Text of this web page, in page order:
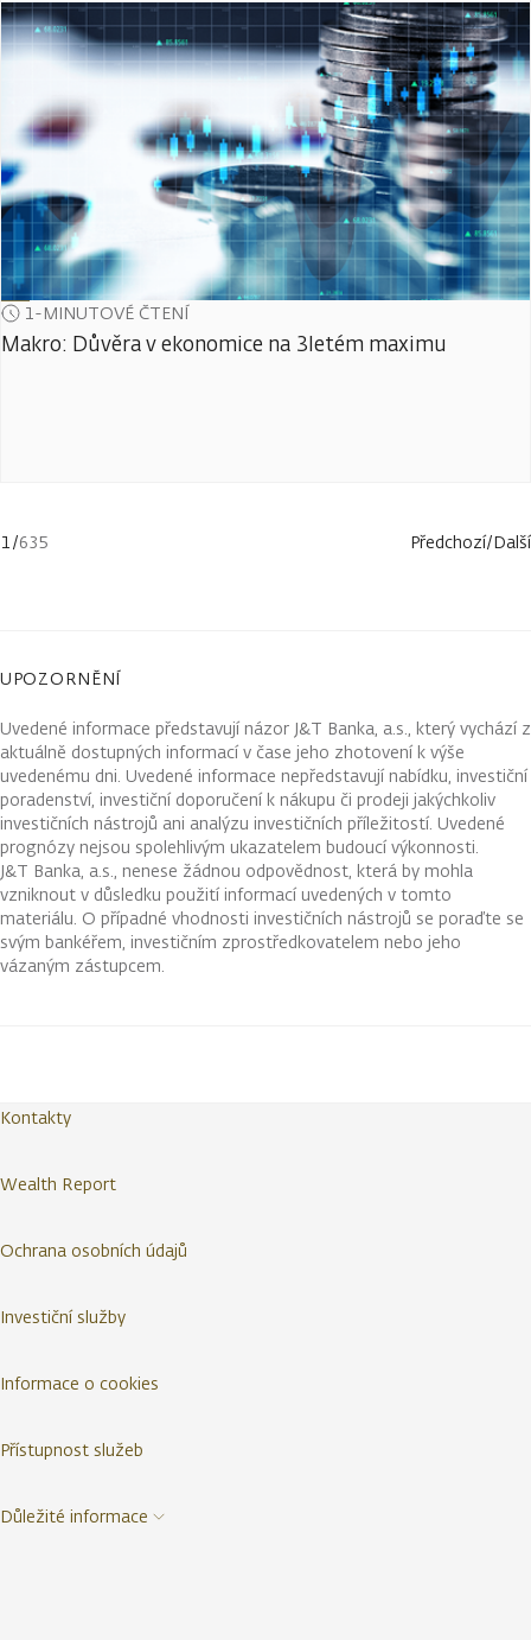
1-MINUTOVÉ ČTENÍ
Makro: Důvěra v ekonomice na 3letém maximu
1/635 Předchozí/Další
UPOZORNĚNÍ
Uvedené informace představují názor J&T Banka, a.s., který vychází z
aktuálně dostupných informací v čase jeho zhotovení k výše
uvedenému dni. Uvedené informace nepředstavují nabídku, investiční
poradenství, investiční doporučení k nákupu či prodeji jakýchkoliv
investičních nástrojů ani analýzu investičních příležitostí. Uvedené
prognózy nejsou spolehlivým ukazatelem budoucí výkonnosti.
J&T Banka, a.s., nenese žádnou odpovědnost, která by mohla
vzniknout v důsledku použití informací uvedených v tomto
materiálu. O případné vhodnosti investičních nástrojů se poraďte se
svým bankéřem, investičním zprostředkovatelem nebo jeho
vázaným zástupcem.
Kontakty
Wealth Report
Ochrana osobních údajů
Investiční služby
Informace o cookies
Přístupnost služeb
Důležité informace